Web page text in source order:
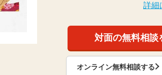
詳細
対面の無料相談
オンライン無料相談する